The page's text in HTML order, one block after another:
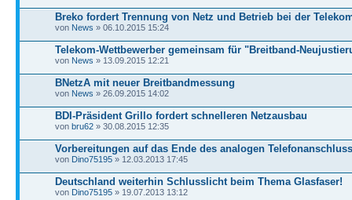
Breko fordert Trennung von Netz und Betrieb bei der
von News » 06.10.2015 15:24
Telekom-Wettbewerber gemeinsam für "Breitband-
von News » 13.09.2015 12:21
BNetzA mit neuer Breitbandmessung
von News » 26.09.2015 14:02
BDI-Präsident Grillo fordert schnelleren Netzausbau
von bru62 » 30.08.2015 12:35
Vorbereitungen auf das Ende des analogen
von Dino75195 » 12.03.2013 17:45
Deutschland weiterhin Schlusslicht beim Thema Glasfaser!
von Dino75195 » 19.07.2013 13:12